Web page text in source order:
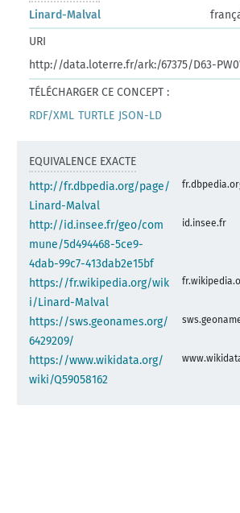
Linard-Malval
URI
http://data.loterre.fr/ark:/67375/D63-
TÉLÉCHARGER CE CONCEPT :
RDF/XML TURTLE JSON-LD
EQUIVALENCE EXACTE
http://fr.dbpedia.org/page/
Linard-Malval
http://id.insee.fr/geo/com
mune/5d494468-5ce9-
4dab-99c7-413dab2e15bf
id.insee.fr
https://fr.wikipedia.org/wik
i/Linard-Malval
https://sws.geonames.org/
6429209/
https://www.wikidata.org/
wiki/Q59058162